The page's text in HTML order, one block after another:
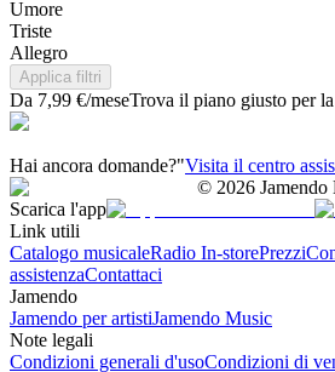
Umore
Triste
Allegro
Applica filtri
Da 7,99 €/meseTrova il piano giusto per
Hai ancora domande?"Visita il centro
© 2026
Scarica l'app
Link utili
Catalogo musicaleRadio In-storePrezzi
assistenzaContattaci
Jamendo
Jamendo per artistiJamendo Music
Note legali
Condizioni generali d'usoCondizioni di